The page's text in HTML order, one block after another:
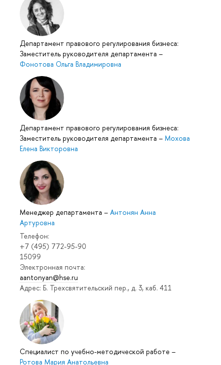
Департамент правового регулирования бизнеса:
Заместитель руководителя департамента –
Фонотова Ольга Владимировна
Департамент правового регулирования бизнеса:
Заместитель руководителя департамента – Мохова
Елена Викторовна
Менеджер департамента – Антонян Анна
Артуровна
Телефон:
+7 (495) 772-95-90
15099
Электронная почта:
aantonyan@hse.ru
Адрес: Б. Трехсвятительский пер., д. 3, каб. 411
Специалист по учебно-методической работе –
Ротова Мария Анатольевна